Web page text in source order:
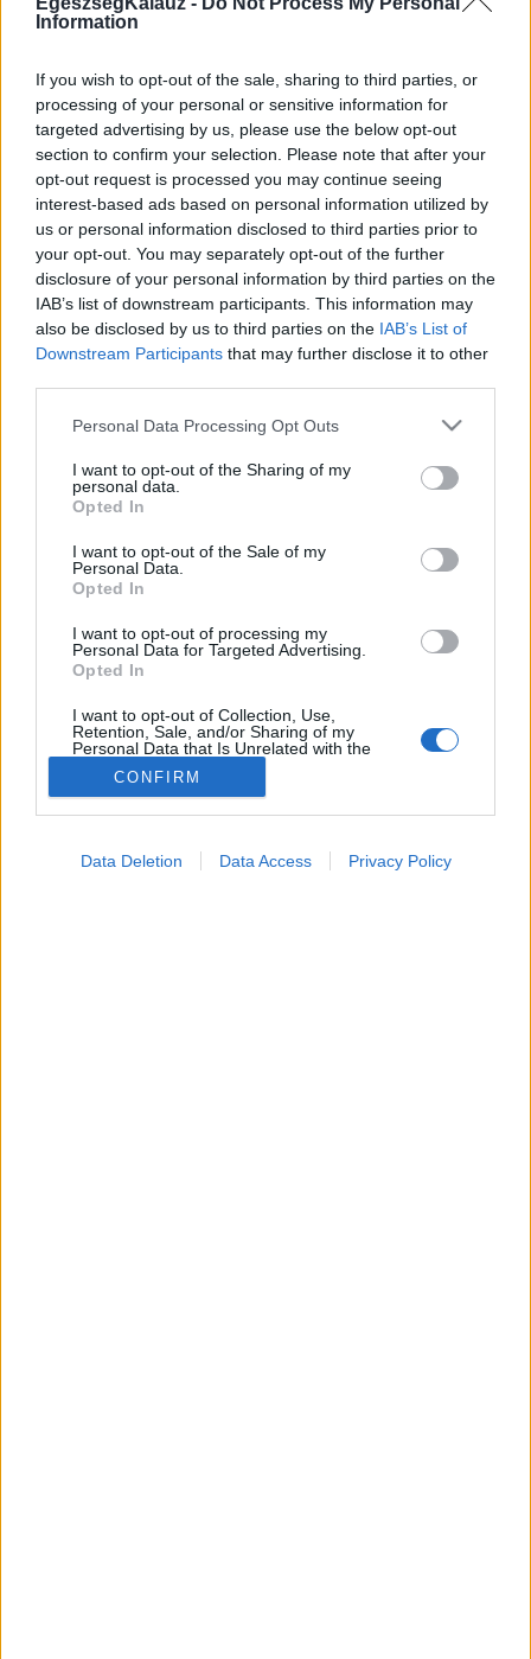
Information
If you wish to opt-out of the sale, sharing to third parties, or
processing of your personal or sensitive information for
targeted advertising by us, please use the below opt-out
section to confirm your selection. Please note that after your
opt-out request is processed you may continue seeing
interest-based ads based on personal information utilized by
us or personal information disclosed to third parties prior to
your opt-out. You may separately opt-out of the further
disclosure of your personal information by third parties on the
IAB’s list of downstream participants. This information may
also be disclosed by us to third parties on the IAB’s List of
Downstream Participants that may further disclose it to other
Please note that this website/app uses one or more Google
not limited to your visit or usage behaviour. You may click to
grant or deny consent to Google and its third-party tags to
use your data for below specified purposes in below Google
consent section.
Personal Data Processing Opt Outs
I want to opt-out of the Sharing of my
personal data.
Opted In
I want to opt-out of the Sale of my
Personal Data.
Opted In
I want to opt-out of processing my
Personal Data for Targeted Advertising.
Opted In
I want to opt-out of Collection, Use,
Retention, Sale, and/or Sharing of my
Personal Data that Is Unrelated with the
Purposes for which it was collected.
Opted Out
CONFIRM
Data Deletion Data Access Privacy Policy
szinte mindenki rosszul szedi! Ez
az orvosok tanácsa, hogy mikor
kell bevenni